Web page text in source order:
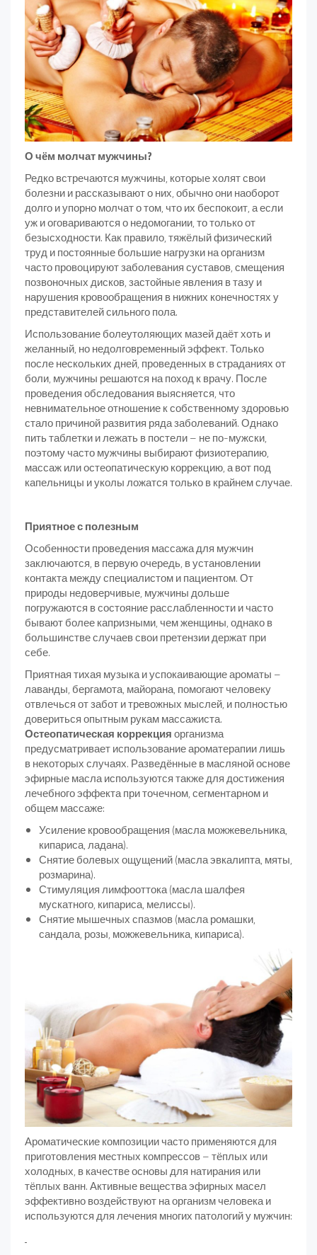
О чём молчат мужчины?
Редко встречаются мужчины, которые холят свои
болезни и рассказывают о них, обычно они наоборот
долго и упорно молчат о том, что их беспокоит, а если
уж и оговариваются о недомогании, то только от
безысходности. Как правило, тяжёлый физический
труд и постоянные большие нагрузки на организм
часто провоцируют заболевания суставов, смещения
позвоночных дисков, застойные явления в тазу и
нарушения кровообращения в нижних конечностях у
представителей сильного пола.
Использование болеутоляющих мазей даёт хоть и
желанный, но недолговременный эффект. Только
после нескольких дней, проведенных в страданиях от
боли, мужчины решаются на поход к врачу. После
проведения обследования выясняется, что
невнимательное отношение к собственному здоровью
стало причиной развития ряда заболеваний. Однако
пить таблетки и лежать в постели – не по-мужски,
поэтому часто мужчины выбирают физиотерапию,
массаж или остеопатическую коррекцию, а вот под
капельницы и уколы ложатся только в крайнем случае.
Приятное с полезным
Особенности проведения массажа для мужчин
заключаются, в первую очередь, в установлении
контакта между специалистом и пациентом. От
природы недоверчивые, мужчины дольше
погружаются в состояние расслабленности и часто
бывают более капризными, чем женщины, однако в
большинстве случаев свои претензии держат при
себе.
Приятная тихая музыка и успокаивающие ароматы –
лаванды, бергамота, майорана, помогают человеку
отвлечься от забот и тревожных мыслей, и полностью
довериться опытным рукам массажиста.
Остеопатическая коррекцияорганизма
предусматривает использование ароматерапии лишь
в некоторых случаях. Разведённые в масляной основе
эфирные масла используются также для достижения
лечебного эффекта при точечном, сегментарном и
общем массаже:
Усиление кровообращения (масла можжевельника,
кипариса, ладана).
Снятие болевых ощущений (масла эвкалипта, мяты,
розмарина).
Стимуляция лимфооттока (масла шалфея
мускатного, кипариса, мелиссы).
Снятие мышечных спазмов (масла ромашки,
сандала, розы, можжевельника, кипариса).
Ароматические композиции часто применяются для
приготовления местных компрессов – тёплых или
холодных, в качестве основы для натирания или
тёплых ванн. Активные вещества эфирных масел
эффективно воздействуют на организм человека и
используются для лечения многих патологий у мужчин: